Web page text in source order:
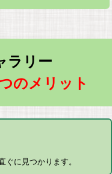
ラリー
のメリット
に見つかります。